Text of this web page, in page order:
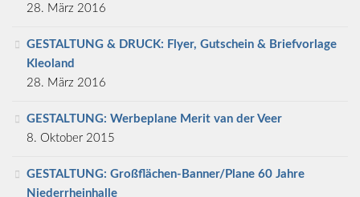
28. März 2016
GESTALTUNG & DRUCK: Flyer, Gutschein & Briefvorlage
Kleoland
28. März 2016
GESTALTUNG: Werbeplane Merit van der Veer
8. Oktober 2015
GESTALTUNG: Großflächen-Banner/Plane 60 Jahre
Niederrheinhalle